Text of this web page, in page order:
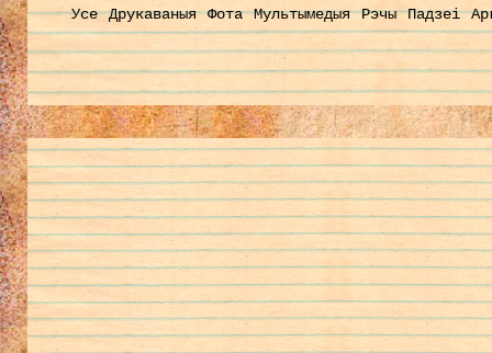
Усе Друкаваныя Фота Мультымедыя Рэчы Падзеі